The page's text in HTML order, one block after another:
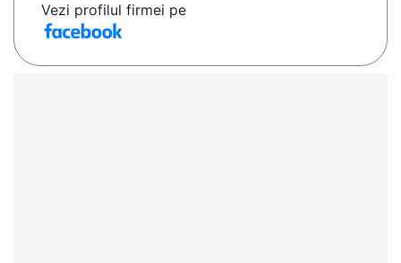
Vezi profilul firmei pe